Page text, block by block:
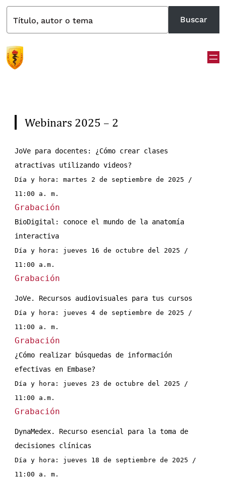
Título, autor o tema Buscar
Webinars 2025 – 2
JoVe para docentes: ¿Cómo crear clases
atractivas utilizando videos?
Día y hora: martes 2 de septiembre de 2025 /
11:00 a. m.
Grabación
BioDigital: conoce el mundo de la anatomía
interactiva
Día y hora: jueves 16 de octubre del 2025 /
11:00 a.m.
Grabación
JoVe. Recursos audiovisuales para tus cursos
Día y hora: jueves 4 de septiembre de 2025 /
11:00 a. m.
Grabación
¿Cómo realizar búsquedas de información
efectivas en Embase?
Día y hora: jueves 23 de octubre del 2025 /
11:00 a.m.
Grabación
DynaMedex. Recurso esencial para la toma de
decisiones clínicas
Día y hora: jueves 18 de septiembre de 2025 /
11:00 a. m.